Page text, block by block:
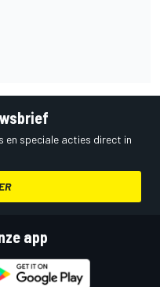
speciale acties direct in
app